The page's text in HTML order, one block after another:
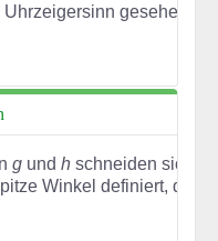
gesehen
g und h schneiden sich
Winkel definiert, den